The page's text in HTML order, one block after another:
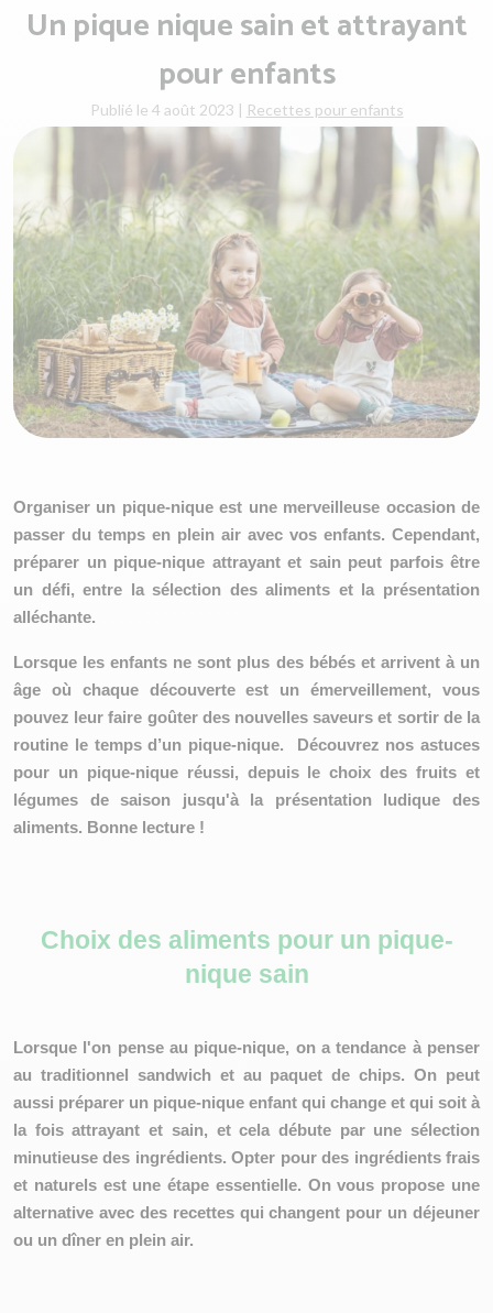
Un pique nique sain et attrayant
pour enfants
Publié le 4 août 2023 | Recettes pour enfants
Organiser un pique-nique est une merveilleuse occasion de
passer du temps en plein air avec vos enfants. Cependant,
préparer un pique-nique attrayant et sain peut parfois être
un défi, entre la sélection des aliments et la présentation
alléchante.
Lorsque les enfants ne sont plus des bébés et arrivent à un
âge où chaque découverte est un émerveillement, vous
pouvez leur faire goûter des nouvelles saveurs et sortir de la
routine le temps d’un pique-nique. Découvrez nos astuces
pour un pique-nique réussi, depuis le choix des fruits et
légumes de saison jusqu'à la présentation ludique des
aliments. Bonne lecture !
Choix des aliments pour un pique-
nique sain
Lorsque l'on pense au pique-nique, on a tendance à penser
au traditionnel sandwich et au paquet de chips. On peut
aussi préparer un pique-nique enfant qui change et qui soit à
la fois attrayant et sain, et cela débute par une sélection
minutieuse des ingrédients. Opter pour des ingrédients frais
et naturels est une étape essentielle. On vous propose une
alternative avec des recettes qui changent pour un déjeuner
ou un dîner en plein air.